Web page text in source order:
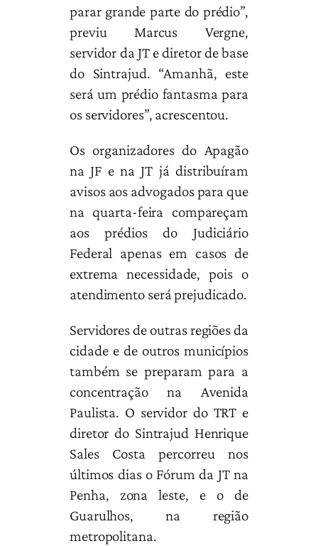
parar grande parte do prédio”,
previu Marcus Vergne,
servidor da JT e diretor de base
do Sintrajud. “Amanhã, este
será um prédio fantasma para
os servidores”, acrescentou.
Os organizadores do Apagão
na JF e na JT já distribuíram
avisos aos advogados para que
na quarta-feira compareçam
aos prédios do Judiciário
Federal apenas em casos de
extrema necessidade, pois o
atendimento será prejudicado.
Servidores de outras regiões da
cidade e de outros municípios
também se preparam para a
concentração na Avenida
Paulista. O servidor do TRT e
diretor do Sintrajud Henrique
Sales Costa percorreu nos
últimos dias o Fórum da JT na
Penha, zona leste, e o de
Guarulhos, na região
metropolitana.